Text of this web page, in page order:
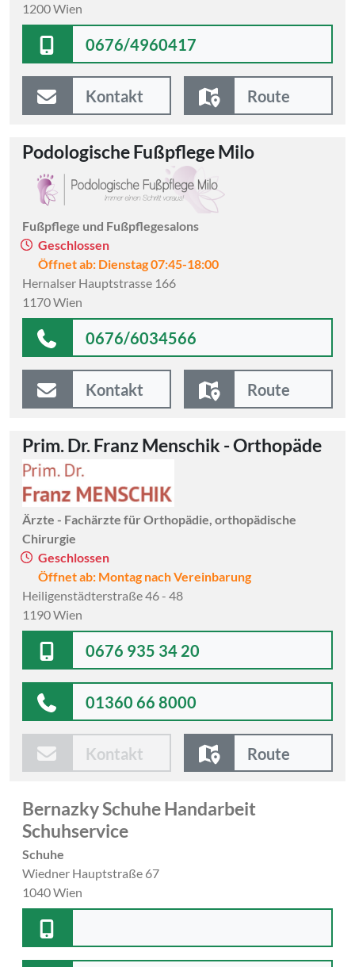
1200 Wien
0676/4960417
Kontakt Route
Podologische Fußpflege Milo
Fußpflege und Fußpflegesalons
Geschlossen
Öffnet ab: Dienstag 07:45-18:00
Hernalser Hauptstrasse 166
1170 Wien
0676/6034566
Kontakt Route
Prim. Dr. Franz Menschik - Orthopäde
Ärzte - Fachärzte für Orthopädie, orthopädische
Chirurgie
Geschlossen
Öffnet ab: Montag nach Vereinbarung
Heiligenstädterstraße 46 - 48
1190 Wien
0676 935 34 20
01360 66 8000
Kontakt Route
Bernazky Schuhe Handarbeit
Schuhservice
Schuhe
Wiedner Hauptstraße 67
1040 Wien